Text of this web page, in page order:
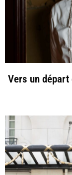
Vers un départ